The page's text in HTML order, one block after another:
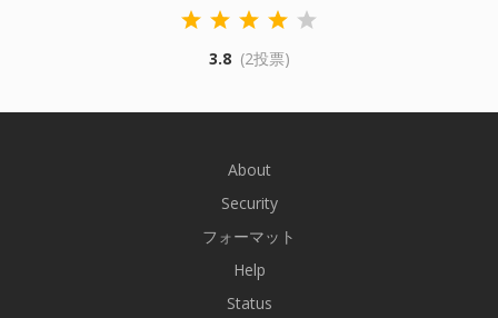
3.8 (2投票)
About
Security
フォーマット
Help
Status